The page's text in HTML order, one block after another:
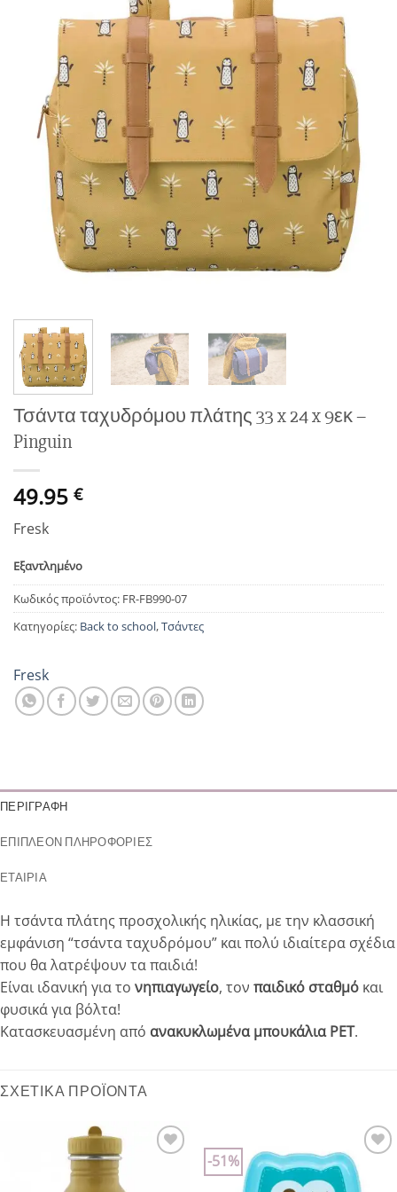
Τσάντα ταχυδρόμου πλάτης 33 x 24 x 9εκ –
Pinguin
49.95 €
Fresk
Εξαντλημένο
Κωδικός προϊόντος: FR-FB990-07
Κατηγορίες: Back to school,Τσάντες
Fresk
ΠΕΡΙΓΡΑΦΉ
ΕΠΙΠΛΈΟΝ ΠΛΗΡΟΦΟΡΊΕΣ
ΕΤΑΙΡΊΑ
Η τσάντα πλάτης προσχολικής ηλικίας, με την κλασσική
εμφάνιση “τσάντα ταχυδρόμου” και πολύ ιδιαίτερα σχέδια
που θα λατρέψουν τα παιδιά!
Είναι ιδανική για το νηπιαγωγείο, τον παιδικό σταθμό και
φυσικά για βόλτα!
Κατασκευασμένη από ανακυκλωμένα μπουκάλια PET.
ΣΧΕΤΙΚΆ ΠΡΟΪΌΝΤΑ
-51%
Add to
wishlist